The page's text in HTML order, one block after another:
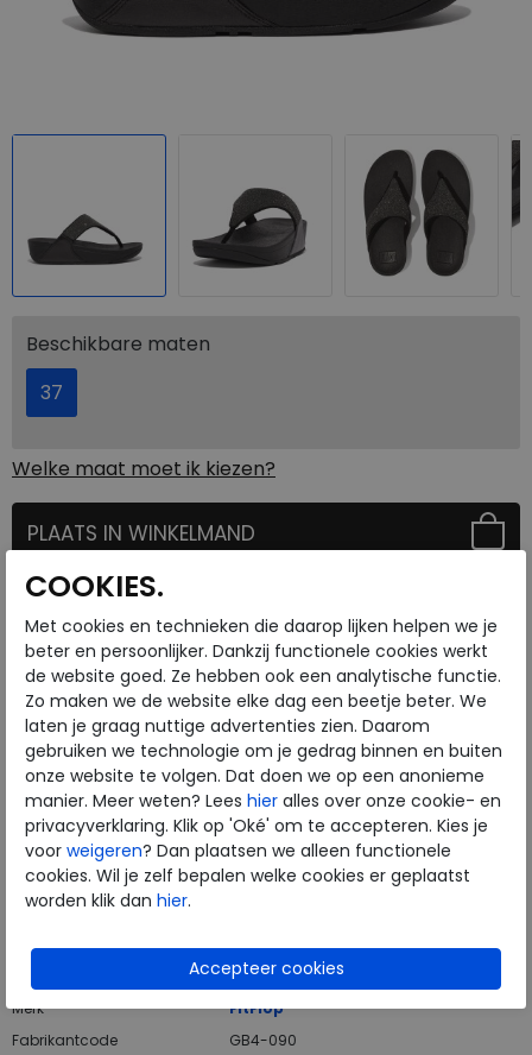
Beschikbare maten
37
Welke maat moet ik kiezen?
PLAATS IN WINKELMAND
SELECTEER EERST UW MAAT
Onze winkelvoorraad
Maat
37
Meijerink Heemskerk
HEEMSKERK
Meijerink Hoorn
HOORN
Hulp nodig? bel:0229 760 760
Gratis verzending binnen Nederland*
Voor 14:00 uur besteld = dezelfde werkdag verzonden*
Merk
FitFlop
Fabrikantcode
GB4-090
COOKIES.
Met cookies en technieken die daarop lijken helpen we je
beter en persoonlijker. Dankzij functionele cookies werkt
de website goed. Ze hebben ook een analytische functie.
Zo maken we de website elke dag een beetje beter. We
laten je graag nuttige advertenties zien. Daarom
gebruiken we technologie om je gedrag binnen en buiten
onze website te volgen. Dat doen we op een anonieme
manier. Meer weten? Lees hier alles over onze cookie- en
privacyverklaring. Klik op 'Oké' om te accepteren. Kies je
voor weigeren? Dan plaatsen we alleen functionele
cookies. Wil je zelf bepalen welke cookies er geplaatst
worden klik dan hier.